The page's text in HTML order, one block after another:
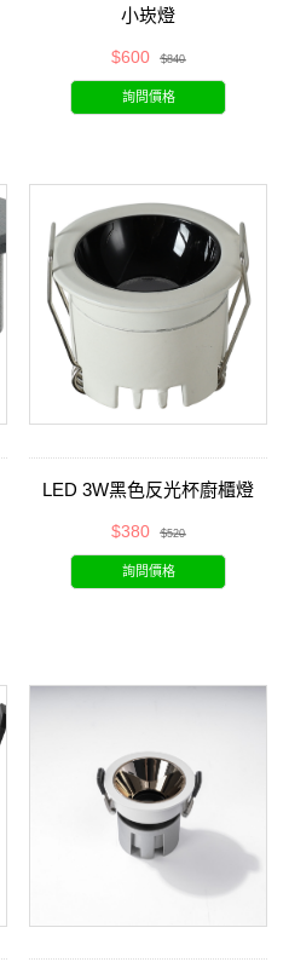
小崁燈
$600 $840
詢問價格
LED 3W黑色反光杯廚櫃燈
$380 $520
詢問價格